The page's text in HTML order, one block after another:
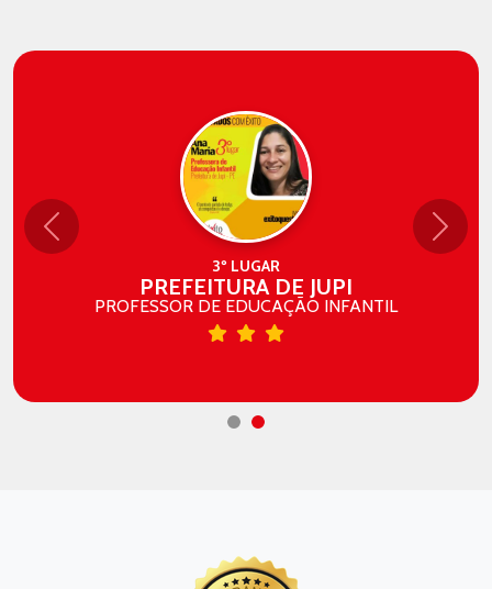
3º LUGAR
PREFEITURA DE JUPI
PROFESSOR DE EDUCAÇÃO INFANTIL
Anterior